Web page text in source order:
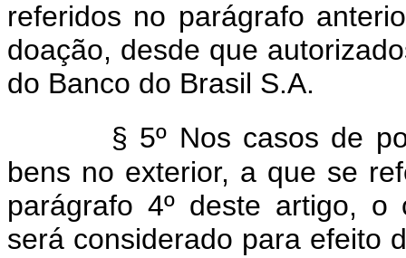
referidos no parágrafo
doação, desde que
do Banco do Brasil S.A.
§ 5º Nos casos de
bens no exterior, a que se
parágrafo 4º deste artigo, o
será considerado para efeito